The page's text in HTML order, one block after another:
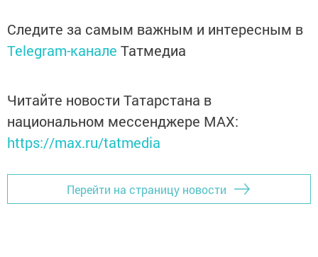
Следите за самым важным и интересным в
Telegram-канале Татмедиа
Читайте новости Татарстана в
национальном мессенджере MАХ:
https://max.ru/tatmedia
Перейти на страницу новости